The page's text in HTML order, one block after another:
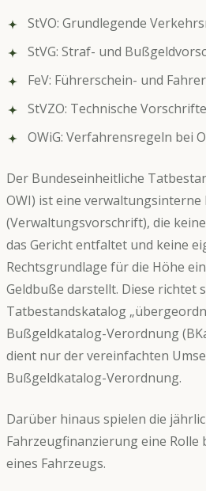
StVO: Grundlegende
StVG: Straf- und
FeV: Führerschein- und
StVZO: Technische
OWiG: Verfahrensregeln bei
Der Bundeseinheitliche
OWI) ist eine verwaltungsinterne
(Verwaltungsvorschrift), die
das Gericht entfaltet und keine
Rechtsgrundlage für die Höhe
Geldbuße darstellt. Diese richtet
Tatbestandskatalog
Bußgeldkatalog-Verordnung
dient nur der vereinfachten
Bußgeldkatalog-Verordnung.
Darüber hinaus spielen die
Fahrzeugfinanzierung eine Rolle
eines Fahrzeugs.